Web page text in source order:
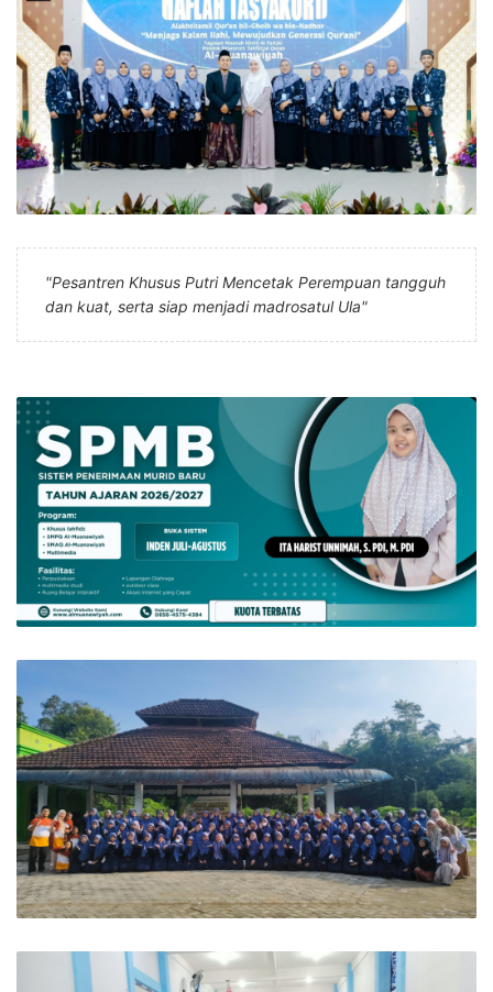
"Pesantren Khusus Putri Mencetak Perempuan tangguh
dan kuat, serta siap menjadi madrosatul Ula"